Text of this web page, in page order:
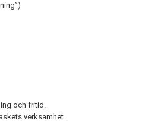
och fritid.
verksamhet.